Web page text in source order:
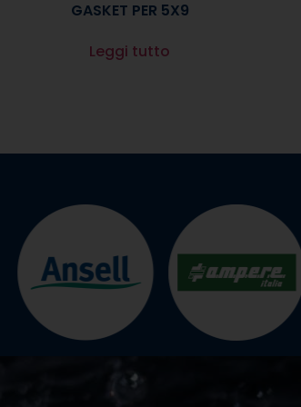
GASKET PER 5X9
Leggi tutto